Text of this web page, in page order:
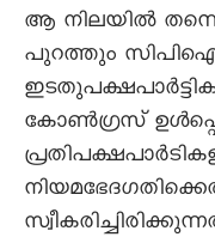
ആ നിലയിൽ
പുറത്തും സിപിഐ
കോൺഗ്രസ്